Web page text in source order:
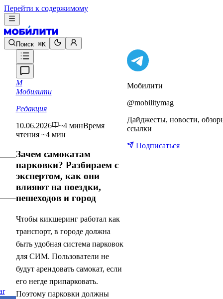
Перейти к содержимому
Поиск ⌘K
М
Мобилити
Редакция
10.06.2026
~4 минВремя
чтения ~4 мин
Зачем самокатам
парковки? Разбираем с
экспертом, как они
влияют на поездки,
пешеходов и город
Чтобы кикшеринг работал как
транспорт, в городе должна
быть удобная система парковок
для СИМ. Пользователи не
будут арендовать самокат, если
его негде припарковать.
Поэтому парковки должны
Мобилити
@mobilitymag
Дайджесты, новости,
ссылки
Подписаться